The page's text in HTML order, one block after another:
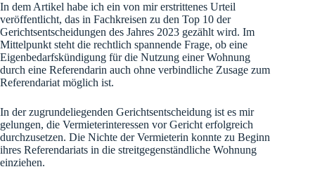
In dem Artikel habe ich ein von mir erstrittenes Urteil
veröffentlicht, das in Fachkreisen zu den Top 10 der
Gerichtsentscheidungen des Jahres 2023 gezählt wird. Im
Mittelpunkt steht die rechtlich spannende Frage, ob eine
Eigenbedarfskündigung für die Nutzung einer Wohnung
durch eine Referendarin auch ohne verbindliche Zusage zum
Referendariat möglich ist.
In der zugrundeliegenden Gerichtsentscheidung ist es mir
gelungen, die Vermieterinteressen vor Gericht erfolgreich
durchzusetzen. Die Nichte der Vermieterin konnte zu Beginn
ihres Referendariats in die streitgegenständliche Wohnung
einziehen.